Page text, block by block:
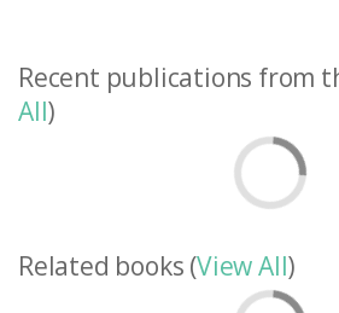
Recent publications from
All)
Related books (View All)